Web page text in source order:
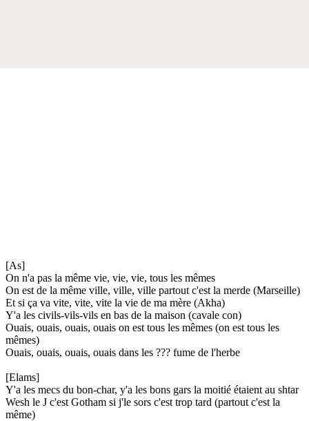
[As]
On n'a pas la même vie, vie, vie, tous les mêmes
On est de la même ville, ville, ville partout c'est la merde (Marseille)
Et si ça va vite, vite, vite la vie de ma mère (Akha)
Y'a les civils-vils-vils en bas de la maison (cavale con)
Ouais, ouais, ouais, ouais on est tous les mêmes (on est tous les
mêmes)
Ouais, ouais, ouais, ouais dans les ??? fume de l'herbe
[Elams]
Y'a les mecs du bon-char, y'a les bons gars la moitié étaient au shtar
Wesh le J c'est Gotham si j'le sors c'est trop tard (partout c'est la
même)